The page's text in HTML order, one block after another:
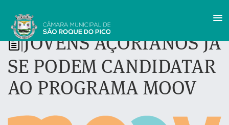
JOVENS AÇORIANOS JÁ
SE PODEM CANDIDATAR
AO PROGRAMA MOOV